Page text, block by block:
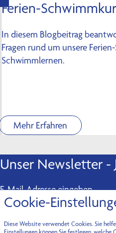
Ferien-
In diesem Blogbeitrag
Fragen rund um unsere
Schwimmlernen.
Mehr Erfahren
Unser Newsletter -
E-Mail-Adresse eingeben
Cookie-
Diese Website verwendet Cookies. Sie